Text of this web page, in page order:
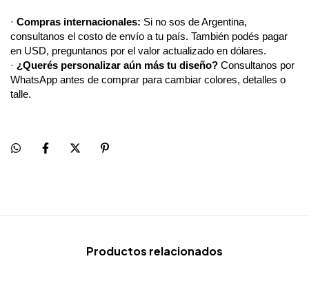
· Compras internacionales: Si no sos de Argentina,
consultanos el costo de envío a tu país. También podés pagar
en USD, preguntanos por el valor actualizado en dólares.
· ¿Querés personalizar aún más tu diseño? Consultanos por
WhatsApp antes de comprar para cambiar colores, detalles o
talle.
Productos relacionados